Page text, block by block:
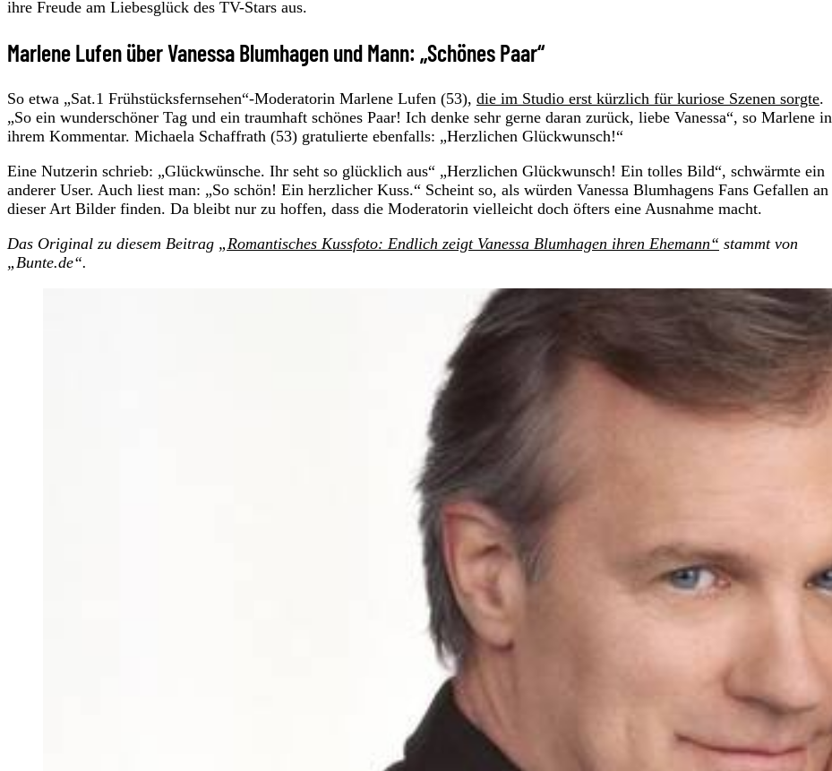
ihre Freude am Liebesglück des TV-Stars aus.
Marlene Lufen über Vanessa Blumhagen und Mann: „Schönes Paar“
So etwa „Sat.1 Frühstücksfernsehen“-Moderatorin Marlene Lufen (53), die im Studio erst kürzlich für kuriose Szenen sorgte.
„So ein wunderschöner Tag und ein traumhaft schönes Paar! Ich denke sehr gerne daran zurück, liebe Vanessa“, so Marlene in
ihrem Kommentar. Michaela Schaffrath (53) gratulierte ebenfalls: „Herzlichen Glückwunsch!“
Eine Nutzerin schrieb: „Glückwünsche. Ihr seht so glücklich aus“ „Herzlichen Glückwunsch! Ein tolles Bild“, schwärmte ein
anderer User. Auch liest man: „So schön! Ein herzlicher Kuss.“ Scheint so, als würden Vanessa Blumhagens Fans Gefallen an
dieser Art Bilder finden. Da bleibt nur zu hoffen, dass die Moderatorin vielleicht doch öfters eine Ausnahme macht.
Das Original zu diesem Beitrag „Romantisches Kussfoto: Endlich zeigt Vanessa Blumhagen ihren Ehemann“ stammt von
„Bunte.de“.